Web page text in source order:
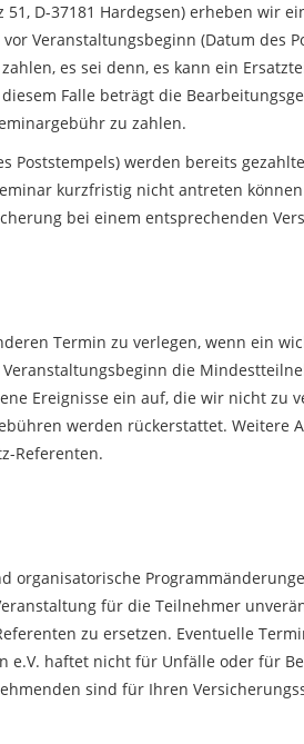
D-37181 Hardegsen) erheben wir
Veranstaltungsbeginn (Datum des
es sei denn, es kann ein
Falle beträgt die
zu zahlen.
Poststempels) werden bereits
kurzfristig nicht antreten
bei einem entsprechenden
Termin zu verlegen, wenn ein
die
Ereignisse ein auf, die wir nicht zu
werden rückerstattet. Weitere
Referenten.
organisatorische
für die Teilnehmer
zu ersetzen. Eventuelle
e.V. haftet nicht für Unfälle oder für
sind für Ihren